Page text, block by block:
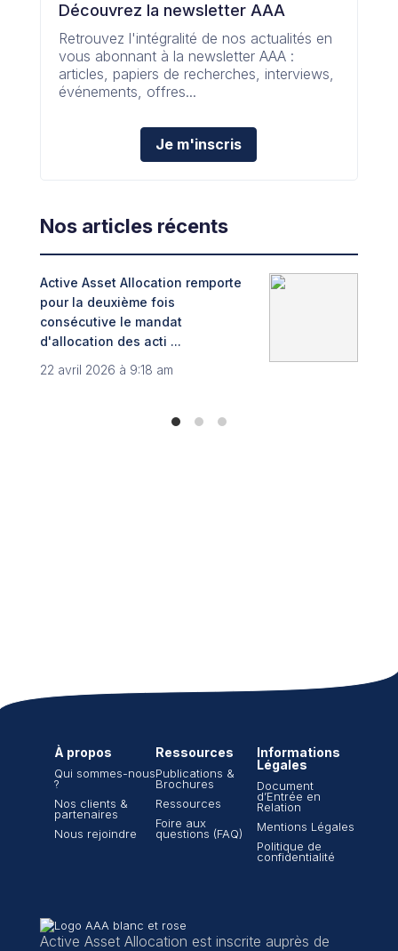
Découvrez la newsletter AAA
Retrouvez l'intégralité de nos actualités en
vous abonnant à la newsletter AAA :
articles, papiers de recherches, interviews,
événements, offres...
Je m'inscris
Nos articles récents
Active Asset Allocation remporte
pour la deuxième fois
consécutive le mandat
d'allocation des acti ...
22 avril 2026 à 9:18 am
À propos
Qui sommes-nous
?
Nos clients &
partenaires
Nous rejoindre
Ressources
Publications &
Brochures
Ressources
Foire aux
questions (FAQ)
Informations
Légales
Document
d’Entrée en
Relation
Mentions Légales
Politique de
confidentialité
Active Asset Allocation est inscrite auprès de